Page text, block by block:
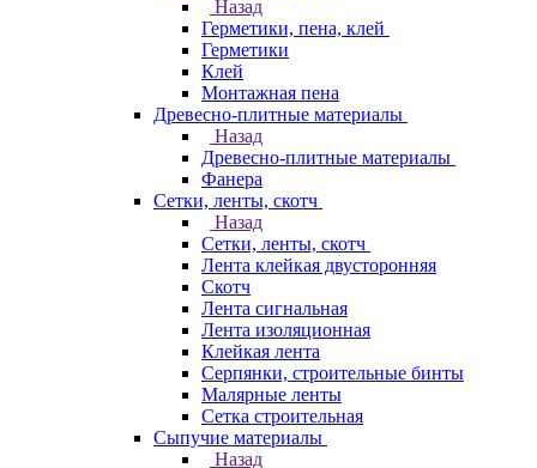
Назад
Герметики, пена, клей
Герметики
Клей
Монтажная пена
Древесно-плитные материалы
Назад
Древесно-плитные материалы
Фанера
Сетки, ленты, скотч
Назад
Сетки, ленты, скотч
Лента клейкая двусторонняя
Скотч
Лента сигнальная
Лента изоляционная
Клейкая лента
Серпянки, строительные бинты
Малярные ленты
Сетка строительная
Сыпучие материалы
Назад